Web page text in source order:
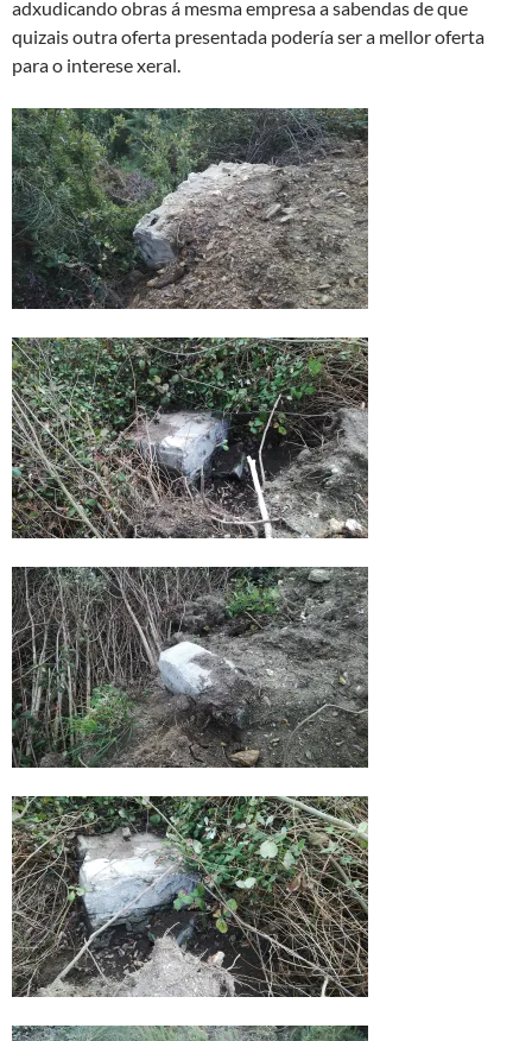
adxudicando obras á mesma empresa a sabendas de que
quizais outra oferta presentada podería ser a mellor oferta
para o interese xeral.